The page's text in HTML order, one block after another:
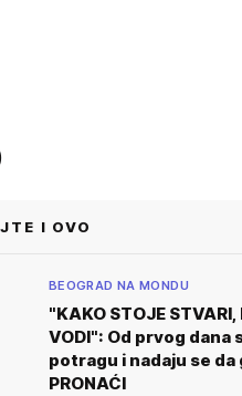
I OVO
BEOGRAD NA MONDU
"KAKO STOJE STVARI,
VODI": Od prvog dana
potragu i nadaju se da
PRONAĆI